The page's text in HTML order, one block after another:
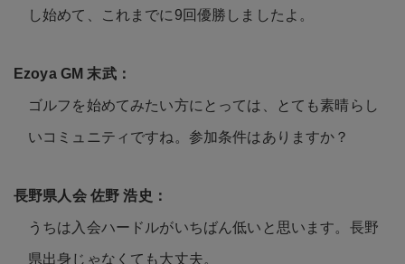
し始めて、これまでに9回優勝しましたよ。
ゴルフを始めてみたい方にとっては、とても素晴らし
いコミュニティですね。参加条件はありますか？
うちは入会ハードルがいちばん低いと思います。長野
県出身じゃなくても大丈夫。